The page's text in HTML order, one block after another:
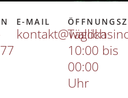
E-MAIL
Täglich
10:00 bis
00:00
Uhr